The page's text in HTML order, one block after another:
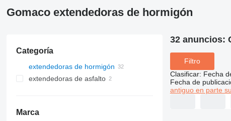
Gomaco extendedoras de hormigón
Categoría
extendedoras de hormigón
extendedoras de asfalto
Marca
32 anuncios:
Filtro
Clasificar: Fecha
Fecha de
antiguo en parte